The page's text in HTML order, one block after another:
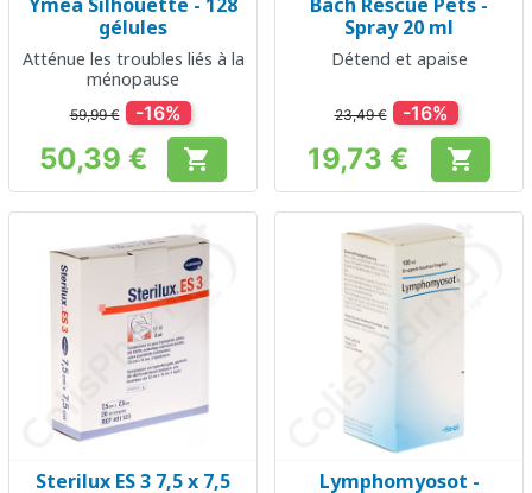
gélules
Atténue les troubles liés à la
ménopause
59,99 € -16%
Prix
50,39 € 
Spray 20 ml
Détend et apaise
23,49 € -16%
Prix
19,73 € 
Sterilux ES 3 7,5 x 7,5
Lymphomyosot -